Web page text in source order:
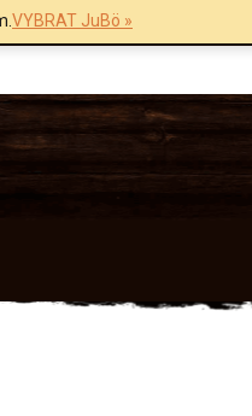
VYBRAT JuBö »